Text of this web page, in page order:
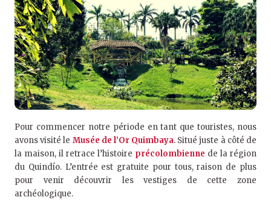
Pour commencer notre période en tant que touristes, nous
avons visité le Musée de l’Or Quimbaya. Situé juste à côté de
la maison, il retrace l’histoire précolombienne de la région
du Quindío. L’entrée est gratuite pour tous, raison de plus
pour venir découvrir les vestiges de cette zone
archéologique.